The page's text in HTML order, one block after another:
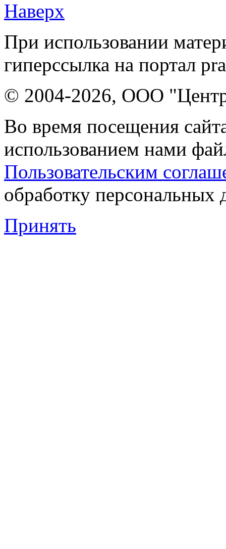
Наверх
При использовании
гиперссылка на портал
© 2004-2026, ООО "Центр
Во время посещения
использованием нами
Пользовательским
обработку персональных
Принять